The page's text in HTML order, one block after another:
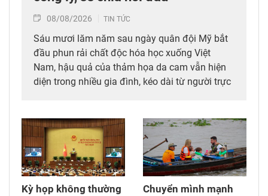
08/08/2026 TIN TỨC
Sáu mươi lăm năm sau ngày quân đội Mỹ bắt
đầu phun rải chất độc hóa học xuống Việt
Nam, hậu quả của thảm họa da cam vẫn hiện
diện trong nhiều gia đình, kéo dài từ người trực
diễn ra tại các tòa án quốc tế mà còn cần được
tiếp tục bằng những chính sách đủ đầy hơn, để
những người sinh ra trong hòa bình không bị
bỏ lại với hậu quả của cuộc chiến mình chưa
từng trải qua.
Kỳ họp không thường
Chuyển mình mạnh